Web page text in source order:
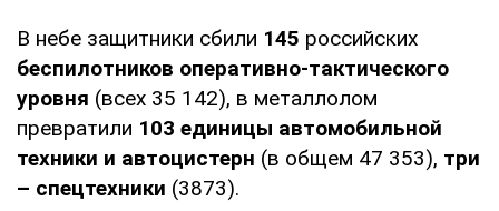
В небе защитники сбили 145 российских
беспилотников оперативно-тактического
уровня (всех 35 142), в металлолом
превратили 103 единицы автомобильной
техники и автоцистерн (в общем 47 353), три
– спецтехники (3873).